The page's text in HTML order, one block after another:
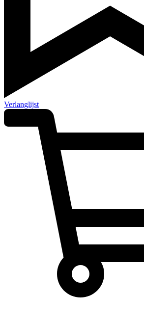
Verlanglijst